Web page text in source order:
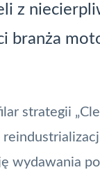
z
branża
strategii
wydawania